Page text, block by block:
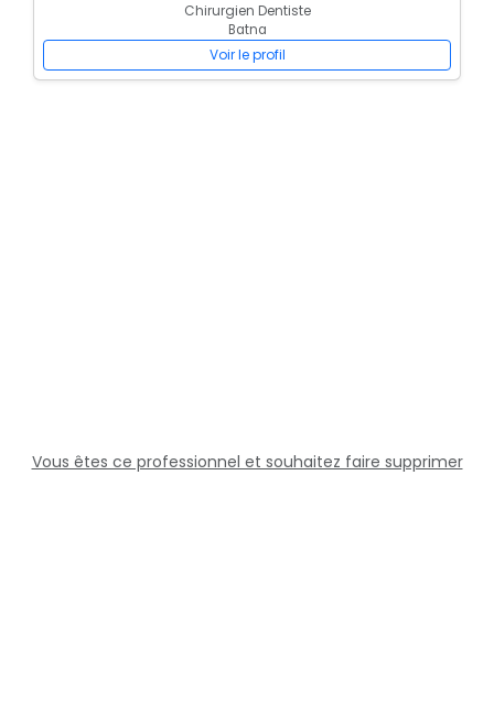
Chirurgien Dentiste
Batna
Voir le profil
Vous êtes ce professionnel et souhaitez faire supprimer